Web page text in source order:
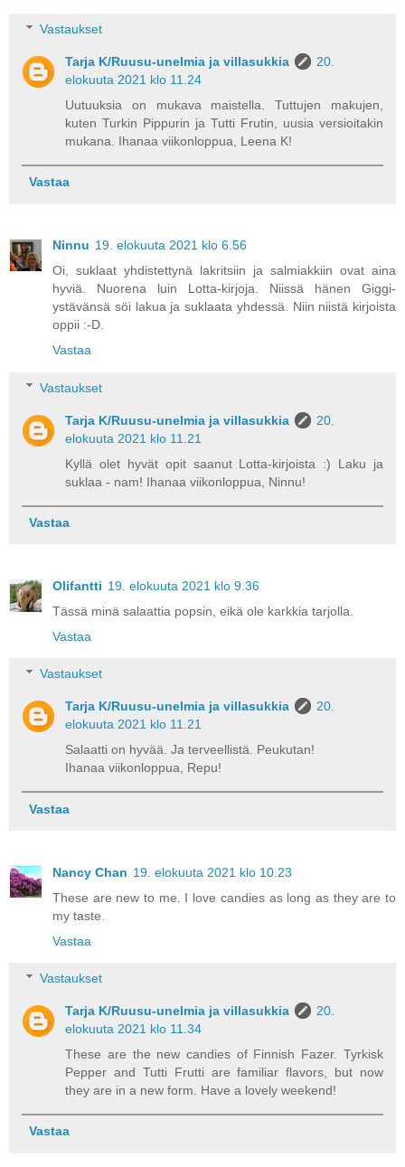
Vastaukset
Tarja K/Ruusu-unelmia ja villasukkia
20.
elokuuta 2021 klo 11.24
Uutuuksia on mukava maistella. Tuttujen makujen,
kuten Turkin Pippurin ja Tutti Frutin, uusia versioitakin
mukana. Ihanaa viikonloppua, Leena K!
Vastaa
Ninnu 19. elokuuta 2021 klo 6.56
Oi, suklaat yhdistettynä lakritsiin ja salmiakkiin ovat aina
hyviä. Nuorena luin Lotta-kirjoja. Niissä hänen Giggi-
ystävänsä söi lakua ja suklaata yhdessä. Niin niistä kirjoista
oppii :-D.
Vastaa
Vastaukset
Tarja K/Ruusu-unelmia ja villasukkia
20.
elokuuta 2021 klo 11.21
Kyllä olet hyvät opit saanut Lotta-kirjoista :) Laku ja
suklaa - nam! Ihanaa viikonloppua, Ninnu!
Vastaa
Olifantti 19. elokuuta 2021 klo 9.36
Tässä minä salaattia popsin, eikä ole karkkia tarjolla.
Vastaa
Vastaukset
Tarja K/Ruusu-unelmia ja villasukkia
20.
elokuuta 2021 klo 11.21
Salaatti on hyvää. Ja terveellistä. Peukutan!
Ihanaa viikonloppua, Repu!
Vastaa
Nancy Chan 19. elokuuta 2021 klo 10.23
These are new to me. I love candies as long as they are to
my taste.
Vastaa
Vastaukset
Tarja K/Ruusu-unelmia ja villasukkia
20.
elokuuta 2021 klo 11.34
These are the new candies of Finnish Fazer. Tyrkisk
Pepper and Tutti Frutti are familiar flavors, but now
they are in a new form. Have a lovely weekend!
Vastaa